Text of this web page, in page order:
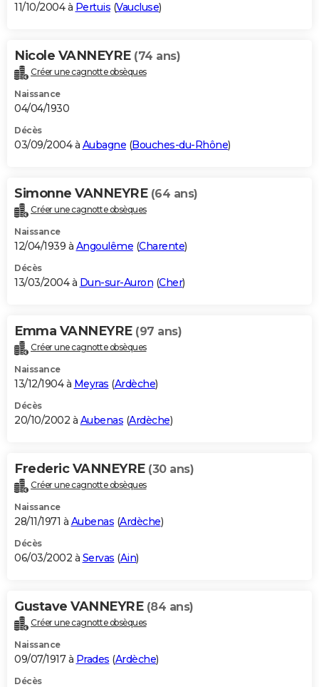
11/10/2004 à Pertuis (Vaucluse)
Nicole VANNEYRE (74 ans)
Créer une cagnotte obsèques
Naissance
04/04/1930
Décès
03/09/2004 à Aubagne (Bouches-du-Rhône)
Simonne VANNEYRE (64 ans)
Créer une cagnotte obsèques
Naissance
12/04/1939 à Angoulême (Charente)
Décès
13/03/2004 à Dun-sur-Auron (Cher)
Emma VANNEYRE (97 ans)
Créer une cagnotte obsèques
Naissance
13/12/1904 à Meyras (Ardèche)
Décès
20/10/2002 à Aubenas (Ardèche)
Frederic VANNEYRE (30 ans)
Créer une cagnotte obsèques
Naissance
28/11/1971 à Aubenas (Ardèche)
Décès
06/03/2002 à Servas (Ain)
Gustave VANNEYRE (84 ans)
Créer une cagnotte obsèques
Naissance
09/07/1917 à Prades (Ardèche)
Décès